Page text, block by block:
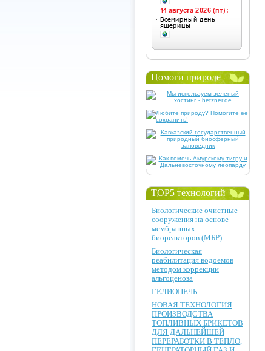
Помоги природе
TOP5 технологий
Биологические очистные
сооружения на основе
мембранных
биореакторов (МБР)
Биологическая
реабилитация водоемов
методом коррекции
альгоценоза
ГЕЛИОПЕЧЬ
НОВАЯ ТЕХНОЛОГИЯ
ПРОИЗВОДСТВА
ТОПЛИВНЫХ БРИКЕТОВ
ДЛЯ ДАЛЬНЕЙШЕЙ
ПЕРЕРАБОТКИ В ТЕПЛО,